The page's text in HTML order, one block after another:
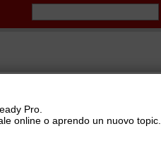
e plugin
Pro.
online o aprendo un nuovo topic.